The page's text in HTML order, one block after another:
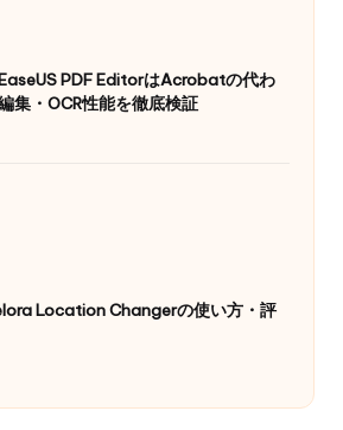
EaseUS PDF EditorはAcrobatの代わ
集・OCR性能を徹底検証
Location Changerの使い方・評